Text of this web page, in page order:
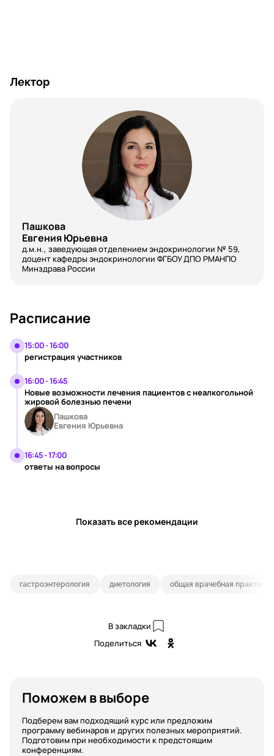
Лектор
Пашкова
Евгения Юрьевна
д.м.н., заведующая отделением эндокринологии № 59,
доцент кафедры эндокринологии ФГБОУ ДПО РМАНПО
Минздрава России
Расписание
15:00 - 16:00
регистрация участников
16:00 - 16:45
Новые возможности лечения пациентов с неалкогольной
жировой болезнью печени
Пашкова
Евгения Юрьевна
16:45 - 17:00
ответы на вопросы
Показать все рекомендации
гастроэнтерология диетология общая врачебная практика
В закладки
Поделиться
Поможем в выборе
Подберем вам подходящий курс или предложим
программу вебинаров и других полезных мероприятий.
Подготовим при необходимости к предстоящим
конференциям.